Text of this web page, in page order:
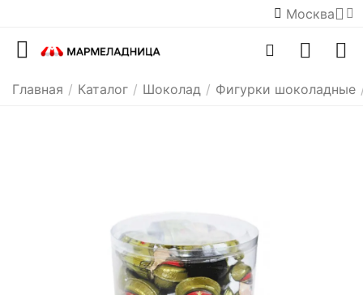
Москва
Главная / Каталог / Шоколад / Фигурки шоколадные